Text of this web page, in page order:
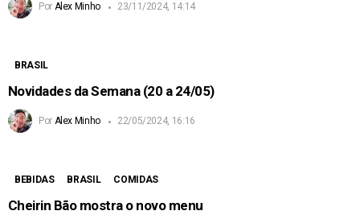
Por Alex Minho 23/11/2024, 14:14
BRASIL
Novidades da Semana (20 a 24/05)
Por Alex Minho 22/05/2024, 16:16
BEBIDAS BRASIL COMIDAS
Cheirin Bão mostra o novo menu